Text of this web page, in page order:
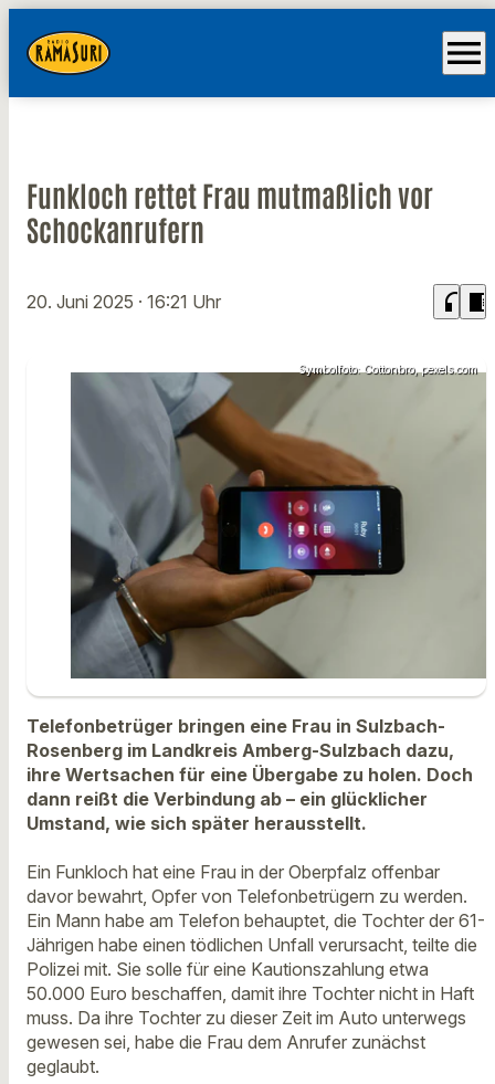
menu
Funkloch rettet Frau mutmaßlich vor
Schockanrufern
20. Juni 2025 · 16:21 Uhr headphones chrome_reader_mode
Symbolfoto: Cottonbro, pexels.com
Telefonbetrüger bringen eine Frau in Sulzbach-
Rosenberg im Landkreis Amberg-Sulzbach dazu,
ihre Wertsachen für eine Übergabe zu holen. Doch
dann reißt die Verbindung ab – ein glücklicher
Umstand, wie sich später herausstellt.
Ein Funkloch hat eine Frau in der Oberpfalz offenbar
davor bewahrt, Opfer von Telefonbetrügern zu werden.
Ein Mann habe am Telefon behauptet, die Tochter der 61-
Jährigen habe einen tödlichen Unfall verursacht, teilte die
Polizei mit. Sie solle für eine Kautionszahlung etwa
50.000 Euro beschaffen, damit ihre Tochter nicht in Haft
muss. Da ihre Tochter zu dieser Zeit im Auto unterwegs
gewesen sei, habe die Frau dem Anrufer zunächst
geglaubt.